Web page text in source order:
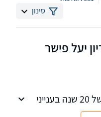
סינון
יעל פישר
עורכת דין ונוטריון בעלת ניסיון של 20 שנה בענייני
צוואות